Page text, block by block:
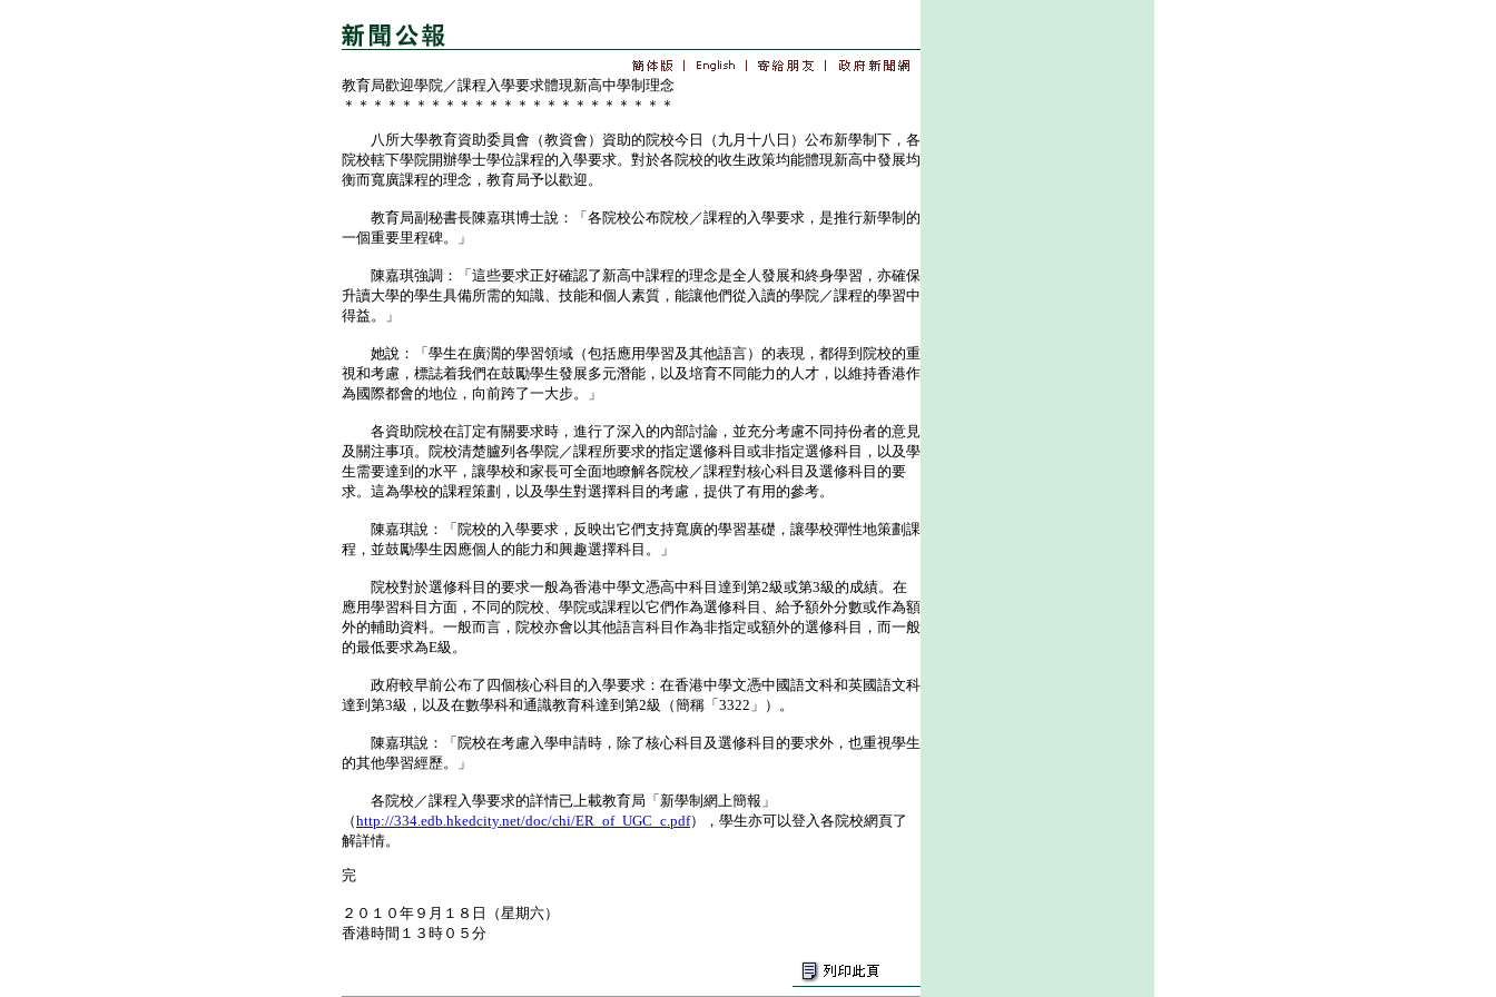
教育局歡迎學院／課程入學要求體現新高中學制理念
＊＊＊＊＊＊＊＊＊＊＊＊＊＊＊＊＊＊＊＊＊＊＊
八所大學教育資助委員會（教資會）資助的院校今日（九月十八日）公布新學制下，各
院校轄下學院開辦學士學位課程的入學要求。對於各院校的收生政策均能體現新高中發展均
衡而寬廣課程的理念，教育局予以歡迎。
教育局副秘書長陳嘉琪博士說：「各院校公布院校／課程的入學要求，是推行新學制的
一個重要里程碑。」
陳嘉琪強調：「這些要求正好確認了新高中課程的理念是全人發展和終身學習，亦確保
升讀大學的學生具備所需的知識、技能和個人素質，能讓他們從入讀的學院／課程的學習中
得益。」
她說：「學生在廣濶的學習領域（包括應用學習及其他語言）的表現，都得到院校的重
視和考慮，標誌着我們在鼓勵學生發展多元潛能，以及培育不同能力的人才，以維持香港作
為國際都會的地位，向前跨了一大步。」
各資助院校在訂定有關要求時，進行了深入的內部討論，並充分考慮不同持份者的意見
及關注事項。院校清楚臚列各學院／課程所要求的指定選修科目或非指定選修科目，以及學
生需要達到的水平，讓學校和家長可全面地瞭解各院校／課程對核心科目及選修科目的要
求。這為學校的課程策劃，以及學生對選擇科目的考慮，提供了有用的參考。
陳嘉琪說：「院校的入學要求，反映出它們支持寬廣的學習基礎，讓學校彈性地策劃課
程，並鼓勵學生因應個人的能力和興趣選擇科目。」
院校對於選修科目的要求一般為香港中學文憑高中科目達到第2級或第3級的成績。在
應用學習科目方面，不同的院校、學院或課程以它們作為選修科目、給予額外分數或作為額
外的輔助資料。一般而言，院校亦會以其他語言科目作為非指定或額外的選修科目，而一般
的最低要求為E級。
政府較早前公布了四個核心科目的入學要求：在香港中學文憑中國語文科和英國語文科
達到第3級，以及在數學科和通識教育科達到第2級（簡稱「3322」）。
陳嘉琪說：「院校在考慮入學申請時，除了核心科目及選修科目的要求外，也重視學生
的其他學習經歷。」
各院校／課程入學要求的詳情已上載教育局「新學制網上簡報」
（http://334.edb.hkedcity.net/doc/chi/ER_of_UGC_c.pdf），學生亦可以登入各院校網頁了
解詳情。
完
２０１０年９月１８日（星期六）
香港時間１３時０５分